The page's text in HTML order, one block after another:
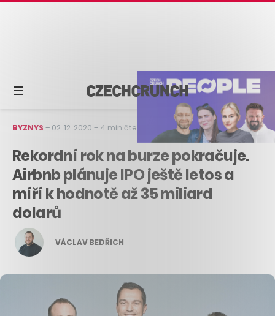
BYZNYS – 02. 12. 2020 – 4 min čtení
Rekordní rok na burze pokračuje.
Airbnb plánuje IPO ještě letos a
míří k hodnotě až 35 miliard
dolarů
VÁCLAV BEDŘICH